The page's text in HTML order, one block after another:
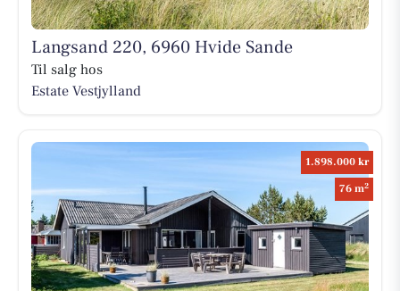
Langsand 220, 6960 Hvide Sande
Til salg hos
Estate Vestjylland
1.898.000 kr
76 m2